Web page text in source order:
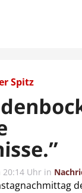
Spitz
20:14 Uhr in